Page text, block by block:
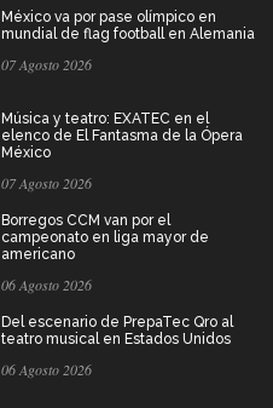
México va por pase olímpico en
mundial de flag football en Alemania
07 Agosto 2026
Música y teatro: EXATEC en el
elenco de El Fantasma de la Ópera
México
07 Agosto 2026
Borregos CCM van por el
campeonato en liga mayor de
americano
06 Agosto 2026
Del escenario de PrepaTec Qro al
teatro musical en Estados Unidos
06 Agosto 2026